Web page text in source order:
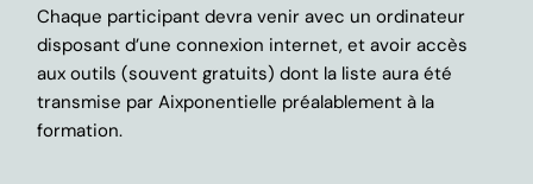
Chaque participant devra venir avec un ordinateur
disposant d’une connexion internet, et avoir accès
aux outils (souvent gratuits) dont la liste aura été
transmise par Aixponentielle préalablement à la
formation.